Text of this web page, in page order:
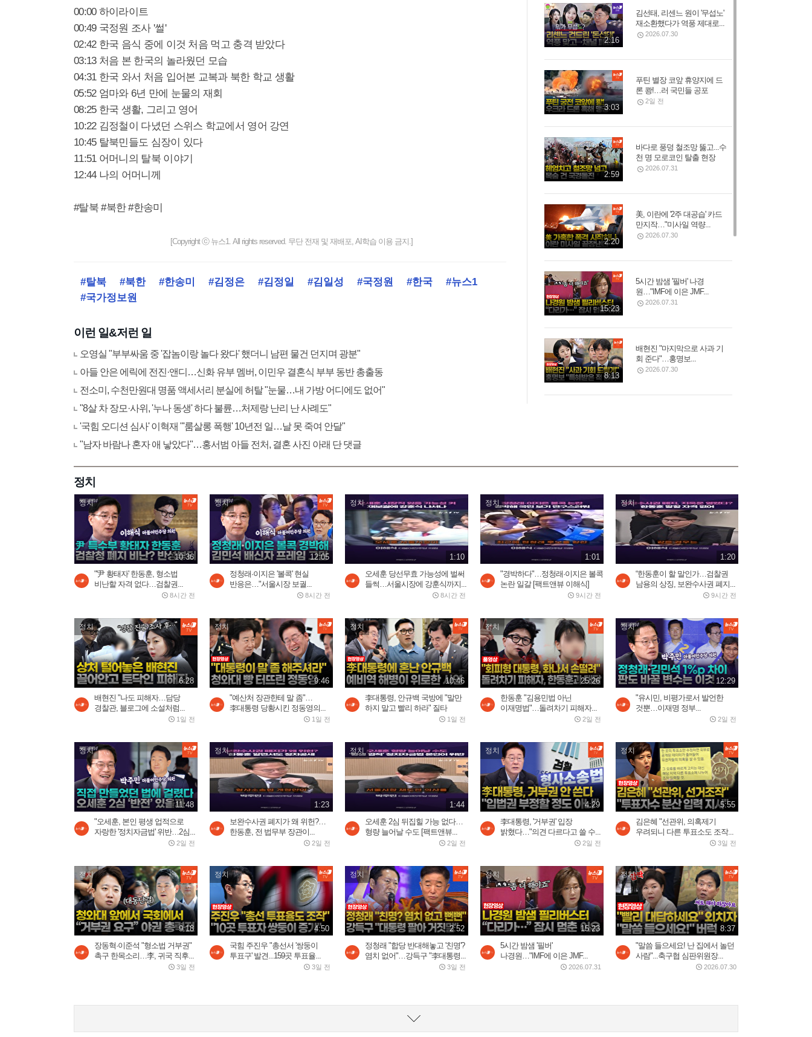
00:00 하이라이트
00:49 국정원 조사 '썰'
02:42 한국 음식 중에 이것 처음 먹고 충격 받았다
03:13 처음 본 한국의 놀라웠던 모습
04:31 한국 와서 처음 입어본 교복과 북한 학교 생활
05:52 엄마와 6년 만에 눈물의 재회
08:25 한국 생활, 그리고 영어
10:22 김정철이 다녔던 스위스 학교에서 영어 강연
10:45 탈북민들도 심장이 있다
11:51 어머니의 탈북 이야기
12:44 나의 어머니께
#탈북 #북한 #한송미
[Copyright ⓒ 뉴스1. All rights reserved. 무단 전재 및 재배포, AI학습 이용 금지.]
#탈북 #북한 #한송미 #김정은 #김정일 #김일성 #국정원 #한국
#뉴스1
#국가정보원
이런 일&저런 일
오영실 "부부싸움 중 '잡놈이랑 놀다 왔다' 했더니 남편 물건 던지며 광분"
아들 안은 에릭에 전진·앤디…신화 유부 멤버, 이민우 결혼식 부부 동반 총출동
전소미, 수천만원대 명품 액세서리 분실에 허탈 "눈물…내 가방 어디에도 없어"
"8살 차 장모·사위, '누나 동생' 하다 불륜…처제랑 난리 난 사례도"
'국힘 오디션 심사' 이혁재 "'룸살롱 폭행' 10년전 일…날 못 죽여 안달"
"남자 바람나 혼자 애 낳았다"…홍서범 아들 전처, 결혼 사진 아래 단 댓글
2:16
김선태, 리센느 원이 '무섭노'
재소환했다가 역풍 제대로...
2026.07.30
3:03
푸틴 별장 코앞 휴양지에 드
론 쾅!…러 국민들 공포
2일 전
2:59
바다로 풍덩 철조망 뚫고...수
천 명 모로코인 탈출 현장
2026.07.31
2:20
美, 이란에 '2주 대공습' 카드
만지작…"미사일 역량...
2026.07.30
15:23
5시간 밤샘 '필버' 나경
원…"IMF에 이은 JMF...
2026.07.31
8:13
배현진 "마지막으로 사과 기
회 준다"…홍명보...
2026.07.30
2:19
습…"마지막 기회" 경고...
2일 전
0:52
중국 현지에서 반응 난리난
장원영 광고
3일 전
정치
정치
10:36
"'尹 황태자' 한동훈, 형소법
비난할 자격 없다…검찰권...
8시간 전
정치
12:05
정청래·이지은 '볼콕' 현실
반응은…"서울시장 보궐...
8시간 전
정치
1:10
오세훈 당선무효 가능성에 벌써
들썩…서울시장에 강훈식까지...
8시간 전
정치
1:01
"경박하다"…정청래·이지은 볼콕
논란 일갈 [팩트앤뷰 이해식]
9시간 전
정치
1:20
“한동훈이 할 말인가…검찰권
남용의 상징, 보완수사권 폐지...
9시간 전
정치
6:28
배현진 "나도 피해자…담당
경찰관, 블로그에 소설처럼...
1일 전
정치
9:46
"예산처 장관한테 말 좀"…
李대통령 당황시킨 정동영의...
1일 전
정치
10:46
李대통령, 안규백 국방에 "말만
하지 말고 빨리 하라" 질타
1일 전
정치
25:26
한동훈 "김용민법 아닌
이재명법"…돌려차기 피해자...
2일 전
정치
12:29
"유시민, 비평가로서 발언한
것뿐…이재명 정부...
2일 전
정치
11:48
"오세훈, 본인 평생 업적으로
자랑한 '정치자금법' 위반…2심...
2일 전
정치
1:23
보완수사권 폐지가 왜 위헌?…
한동훈, 전 법무부 장관이...
2일 전
정치
1:44
오세훈 2심 뒤집힐 가능 없다…
형량 늘어날 수도 [팩트앤뷰...
2일 전
정치
4:29
李대통령, '거부권' 입장
밝혔다…"의견 다르다고 쓸 수...
2일 전
정치
5:55
김은혜 "선관위, 의혹제기
우려되니 다른 투표소도 조작...
3일 전
정치
9:18
장동혁·이준석 "형소법 거부권"
촉구 한목소리…李, 귀국 직후...
3일 전
정치
4:50
국힘 주진우 "총선서 '쌍둥이
투표구' 발견...159곳 투표율...
3일 전
정치
2:52
정청래 "합당 반대해놓고 '친명'?
염치 없어"…강득구 "李대통령...
3일 전
정치
15:23
5시간 밤샘 '필버'
나경원…"IMF에 이은 JMF...
2026.07.31
정치
8:37
"말씀 들으세요! 난 집에서 놀던
사람"...축구협 심판위원장...
2026.07.30